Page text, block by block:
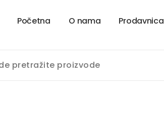
Početna O nama Prodavnica